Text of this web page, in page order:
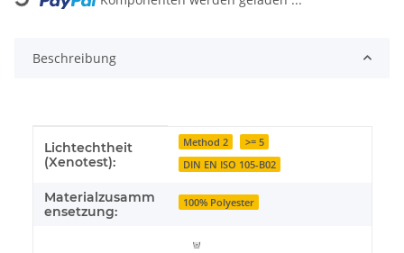
Loading...
Beschreibung
Produkteigenschaft
Wert
Lichtechtheit
(Xenotest):
Method 2
>= 5
DIN EN ISO 105-B02
Materialzusamm
ensetzung:
100% Polyester